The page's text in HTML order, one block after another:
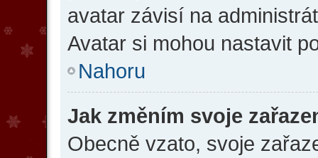
avatar závisí na
Avatar si mohou nastavit
Nahoru
Jak změním svoje
Obecně vzato, svoje